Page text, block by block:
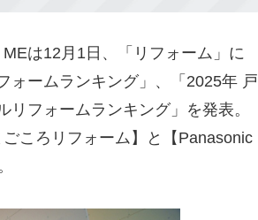
は12月1日、「リフォーム」に
ォームランキング」、「2025年 戸
フォームランキング」を発表。
ころリフォーム】と【Panasonic